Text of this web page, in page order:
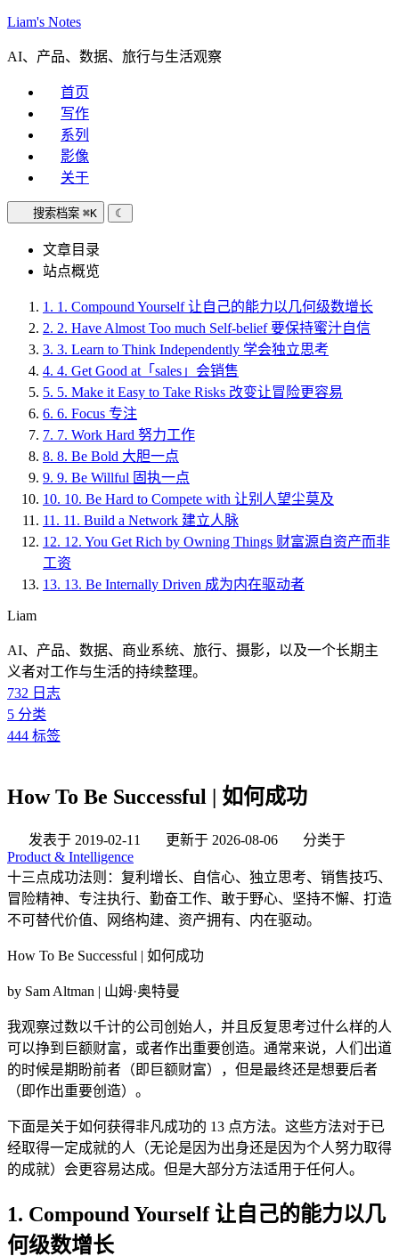
Liam's Notes
AI、产品、数据、旅行与生活观察
首页
写作
系列
影像
关于
搜索档案 ⌘K ☾
文章目录
站点概览
1. 1. Compound Yourself 让自己的能力以几何级数增长
2. 2. Have Almost Too much Self-belief 要保持蜜汁自信
3. 3. Learn to Think Independently 学会独立思考
4. 4. Get Good at「sales」会销售
5. 5. Make it Easy to Take Risks 改变让冒险更容易
6. 6. Focus 专注
7. 7. Work Hard 努力工作
8. 8. Be Bold 大胆一点
9. 9. Be Willful 固执一点
10. 10. Be Hard to Compete with 让别人望尘莫及
11. 11. Build a Network 建立人脉
12. 12. You Get Rich by Owning Things 财富源自资产而非
工资
13. 13. Be Internally Driven 成为内在驱动者
Liam
AI、产品、数据、商业系统、旅行、摄影，以及一个长期主
义者对工作与生活的持续整理。
732 日志
5 分类
444 标签
How To Be Successful | 如何成功
发表于 2019-02-11 更新于 2026-08-06
分类于
Product & Intelligence
十三点成功法则：复利增长、自信心、独立思考、销售技巧、
冒险精神、专注执行、勤奋工作、敢于野心、坚持不懈、打造
不可替代价值、网络构建、资产拥有、内在驱动。
How To Be Successful | 如何成功
by Sam Altman | 山姆·奥特曼
我观察过数以千计的公司创始人，并且反复思考过什么样的人
可以挣到巨额财富，或者作出重要创造。通常来说，人们出道
的时候是期盼前者（即巨额财富），但是最终还是想要后者
（即作出重要创造）。
下面是关于如何获得非凡成功的 13 点方法。这些方法对于已
经取得一定成就的人（无论是因为出身还是因为个人努力取得
的成就）会更容易达成。但是大部分方法适用于任何人。
1. Compound Yourself 让自己的能力以几
何级数增长